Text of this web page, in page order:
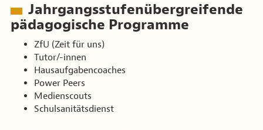
Jahrgangsstufenübergreifende
pädagogische Programme
ZfU (Zeit für uns)
Tutor/-innen
Hausaufgabencoaches
Power Peers
Medienscouts
Schulsanitätsdienst